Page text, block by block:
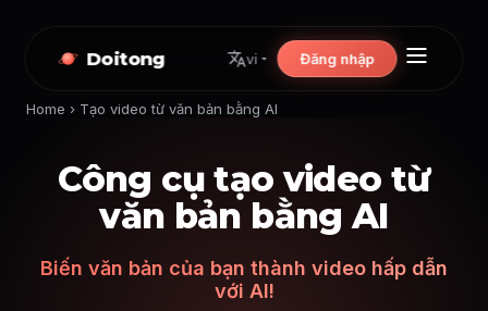
Doitong vi Đăng nhập
Home › Tạo video từ văn bản bằng AI
Công cụ tạo video từ
văn bản bằng AI
Biến văn bản của bạn thành video hấp dẫn
với AI!